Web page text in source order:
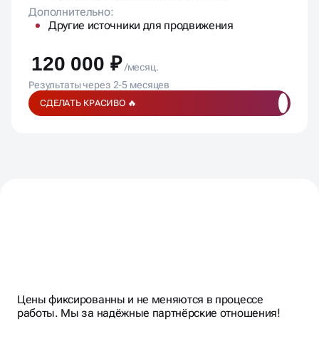
Дополнительно:
Другие источники для продвижения
120 000 ₽ /месяц.
Результаты через 2-5 месяцев
СДЕЛАТЬ КРАСИВО 🔥
СОГЛАСОВЫВАЕМЭТАПЫ И
Цены фиксированны и не меняются в процессе
работы. Мы за надёжные партнёрские отношения!